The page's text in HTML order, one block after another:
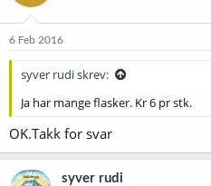
6 Feb 2016
syver rudi skrev:
Ja har mange flasker. Kr 6 pr stk.
OK.Takk for svar
syver rudi